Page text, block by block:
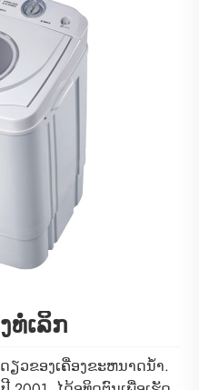
ທໍ່ເລິກ
ຽວຂອງເຄື່ອງຂະຫນາດນ້ໍາ.